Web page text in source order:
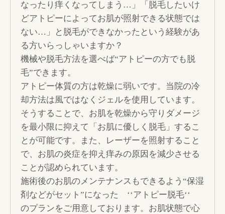
なったり痒くなってしまう…」「脱毛したいけ
どアトピーによってお肌が照射できる状態では
ない…」と脱毛ができなかったという経験があ
る方いらっしゃいますか？
機械や脱毛方法を選べば“アトピーの方でも脱
毛”できます。
アトピー体質の方は乾燥に弱いです。当院の冷
却方法は風ではなくジェルを使用しています。
そうすることで、お肌を乾燥から守りダメージ
を最小限に抑えて「お肌に優しく脱毛」するこ
とが可能です。また、レーザーを照射すること
で、お肌の炎症を抑え痒みの原因を減少させる
ことが認められています。
施術後のお肌のメンテナンスもできるよう“保湿
剤などがセット”になった ‘‘アトピー脱毛‘‘
のプランをご用意しております。お肌状態で心